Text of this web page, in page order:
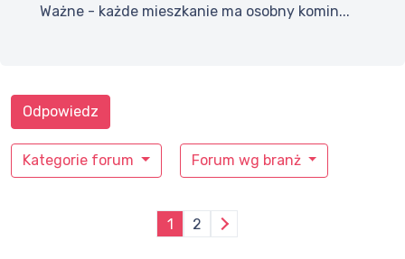
Ważne - każde mieszkanie ma osobny komin...
Kategorie forum Forum wg branż
Odpowiedz
1 2